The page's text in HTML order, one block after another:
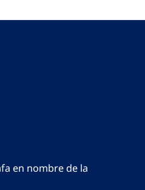
en nombre de la